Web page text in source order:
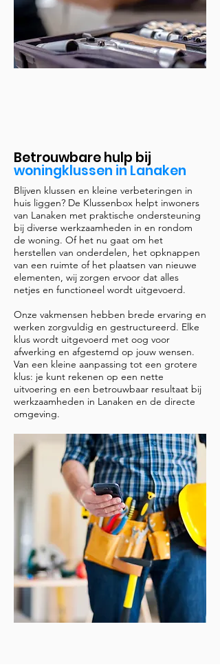
Betrouwbare hulp bij
woningklussen in Lanaken
Blijven klussen en kleine verbeteringen in
huis liggen? De Klussenbox helpt inwoners
van Lanaken met praktische ondersteuning
bij diverse werkzaamheden in en rondom
de woning. Of het nu gaat om het
herstellen van onderdelen, het opknappen
van een ruimte of het plaatsen van nieuwe
elementen, wij zorgen ervoor dat alles
netjes en functioneel wordt uitgevoerd.
Onze vakmensen hebben brede ervaring en
werken zorgvuldig en gestructureerd. Elke
klus wordt uitgevoerd met oog voor
afwerking en afgestemd op jouw wensen.
Van een kleine aanpassing tot een grotere
klus: je kunt rekenen op een nette
uitvoering en een betrouwbaar resultaat bij
werkzaamheden in Lanaken en de directe
omgeving.